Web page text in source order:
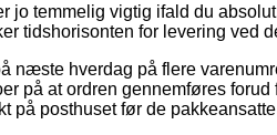
jo temmelig vigtig ifald du
tidshorisonten for levering ved
næste hverdag på flere
på at ordren gennemføres
på posthuset før de